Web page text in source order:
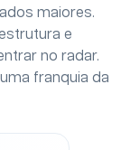
maiores.
e
no radar.
franquia da